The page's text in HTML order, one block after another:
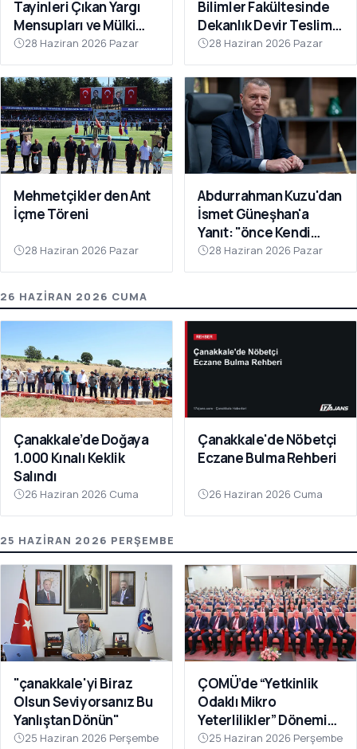
Tayinleri Çıkan Yargı
Mensupları ve Mülki
İdare Amirlerine Veda
Yemeği
28 Haziran 2026 Pazar
Bilimler Fakültesinde
Dekanlık Devir Teslim
Töreni Gerçekleştirildi
28 Haziran 2026 Pazar
Mehmetçikler den Ant
İçme Töreni
28 Haziran 2026 Pazar
Abdurrahman Kuzu'dan
İsmet Güneşhan'a
Yanıt: "önce Kendi
Sorumluluk Alanınıza
Bakın"
28 Haziran 2026 Pazar
26 HAZIRAN 2026 CUMA
Çanakkale’de Doğaya
1.000 Kınalı Keklik
Salındı
26 Haziran 2026 Cuma
Çanakkale'de Nöbetçi
Eczane Bulma Rehberi
26 Haziran 2026 Cuma
25 HAZIRAN 2026 PERŞEMBE
"çanakkale'yi Biraz
Olsun Seviyorsanız Bu
Yanlıştan Dönün"
25 Haziran 2026 Perşembe
ÇOMÜ’de “Yetkinlik
Odaklı Mikro
Yeterlilikler” Dönemi
Başlıyor
25 Haziran 2026 Perşembe